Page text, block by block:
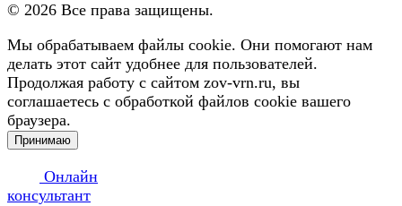
© 2026 Все права защищены.
Мы обрабатываем файлы cookie. Они помогают нам
делать этот сайт удобнее для пользователей.
Продолжая работу с сайтом zov-vrn.ru, вы
соглашаетесь с обработкой файлов cookie вашего
браузера.
Принимаю
Онлайн
консультант